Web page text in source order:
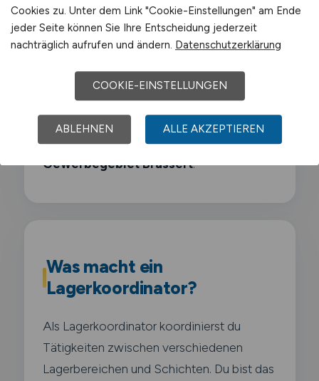
Sasol
Schwerpunkt-Gewerbegebiete sind
Chemiepark Marl ,Industriegebiet Hüls,
Gewerbegebiet Marl-Sinsen,
Gewerbegebiet Brassert.
Was macht ein
Lagerkoordinator?
Als Lagerkoordinator koordinierst du
Tätigkeiten zwischen verschiedenen
Lagerbereichen und Schichten. Du bist das
Cookies zu. Unter dem Link "Cookie-Einstellungen" am Ende
jeder Seite können Sie Ihre Entscheidung jederzeit
nachträglich aufrufen und ändern. Datenschutzerklärung
COOKIE-EINSTELLUNGEN
ABLEHNEN ALLE AKZEPTIEREN